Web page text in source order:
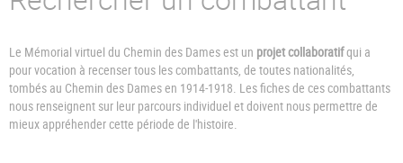
Le Mémorial virtuel du Chemin des Dames est un projet collaboratifqui a
pour vocation à recenser tous les combattants, de toutes nationalités,
tombés au Chemin des Dames en 1914-1918. Les fiches de ces combattants
nous renseignent sur leur parcours individuel et doivent nous permettre de
mieux appréhender cette période de l'histoire.